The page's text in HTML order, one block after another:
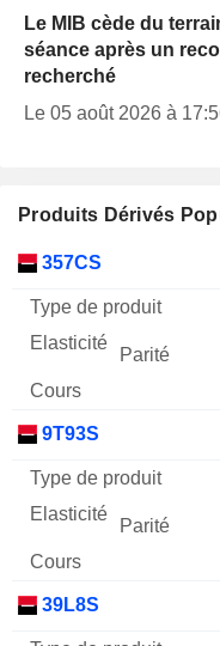
Produits Dérivés
Mnemo Type produit
357CS
9T93S
39L8S
Le MIB cède du
séance après un
recherché
Le 05 août 2026 à